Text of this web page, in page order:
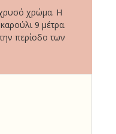
χρυσό χρώμα. Η
9 μέτρα.
περίοδο των